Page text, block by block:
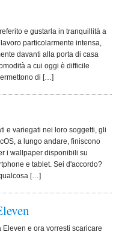
e gustarla in tranquillità a
particolarmente intensa,
davanti alla porta di casa
a cui oggi è difficile
di […]
e variegati nei loro soggetti, gli
a lungo andare, finiscono
i wallpaper disponibili su
e tablet. Sei d'accordo?
[…]
e ora vorresti scaricare